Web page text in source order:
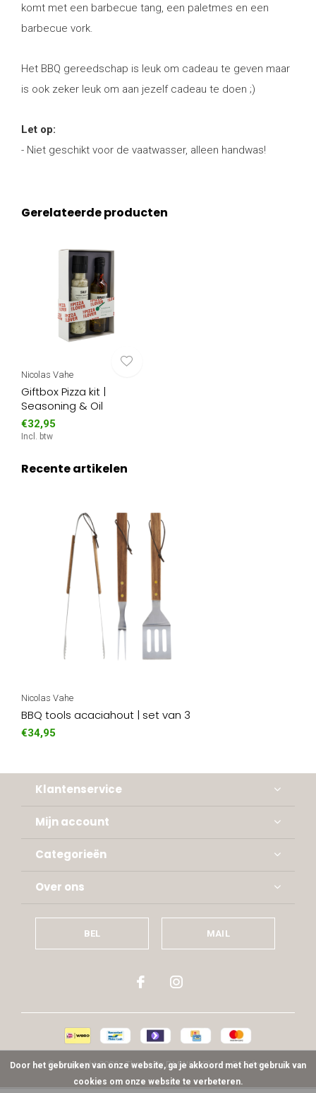
komt met een barbecue tang, een paletmes en een
barbecue vork.
Het BBQ gereedschap is leuk om cadeau te geven maar
is ook zeker leuk om aan jezelf cadeau te doen ;)
Let op:
- Niet geschikt voor de vaatwasser, alleen handwas!
Gerelateerde producten
Nicolas Vahe
Giftbox Pizza kit |
Seasoning & Oil
€32,95
Incl. btw
Recente artikelen
Nicolas Vahe
BBQ tools acaciahout | set van 3
€34,95
Klantenservice
Mijn account
Categorieën
Over ons
BEL MAIL
© Copyright2026- Theme By DMWSxPlus+ -RSS-feed
Door het gebruiken van onze website, ga je akkoord met het gebruik van
cookies om onze website te verbeteren.